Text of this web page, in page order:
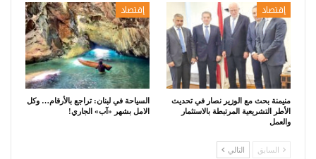
إقتصاد
منيمنة بحث مع الوزير نصار في تحديث
الأطر التشريعية المرتبطة بالاستثمار
والعمل
إقتصاد
السياحة في لبنان: تراجع بالأرقام… وكل
الامل بشهر «آب» الجاري!
السابق التالي